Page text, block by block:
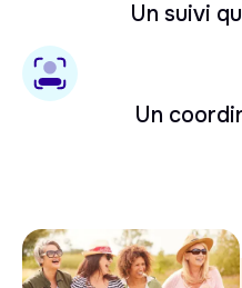
Un suivi
Un